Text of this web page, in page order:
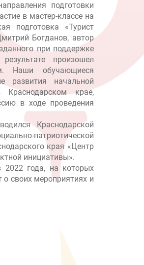
подготовки
в мастер-классе на
подготовка «Турист
Богданов, автор
при поддержке
произошел
Наши обучающиеся
развития начальной
Краснодарском крае,
в ходе проведения
Краснодарской
патриотической
края «Центр
инициативы».
2022 года, на которых
своих мероприятиях и